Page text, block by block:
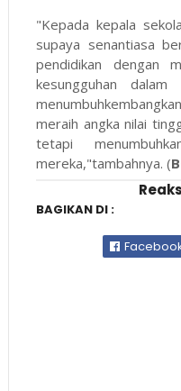
"Kepada kepala
supaya senantiasa
pendidikan dengan
kesungguhan dalam
meraih angka nilai
tetapi
mereka,"tambahnya. (
BAGIKAN DI :